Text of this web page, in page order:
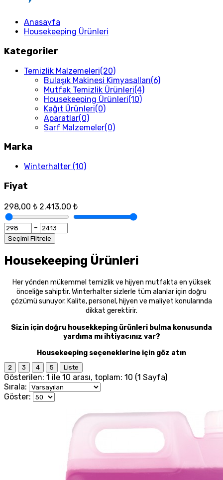
Anasayfa
Housekeeping Ürünleri
Kategoriler
Temizlik Malzemeleri(20)
Bulaşık Makinesi Kimyasalları(6)
Mutfak Temizlik Ürünleri(4)
Housekeeping Ürünleri(10)
Kağıt Ürünleri(0)
Aparatlar(0)
Sarf Malzemeler(0)
Marka
Winterhalter (10)
Fiyat
298,00 ₺ 2.413,00 ₺
-
Seçimi Filtrele
Housekeeping Ürünleri
Her yönden mükemmel temizlik ve hijyen mutfakta en yüksek
önceliğe sahiptir. Winterhalter sizlerle tüm alanlar için doğru
çözümü sunuyor. Kalite, personel, hijyen ve maliyet konularında
dikkat gerektirir.
Sizin için doğru housekkeping ürünleri bulma konusunda
yardıma mı ihtiyacınız var?
Housekeeping seçeneklerine için göz atın
2 3 4 5 Liste
Gösterilen: 1 ile 10 arası, toplam: 10 (1 Sayfa)
Sırala:
Göster: